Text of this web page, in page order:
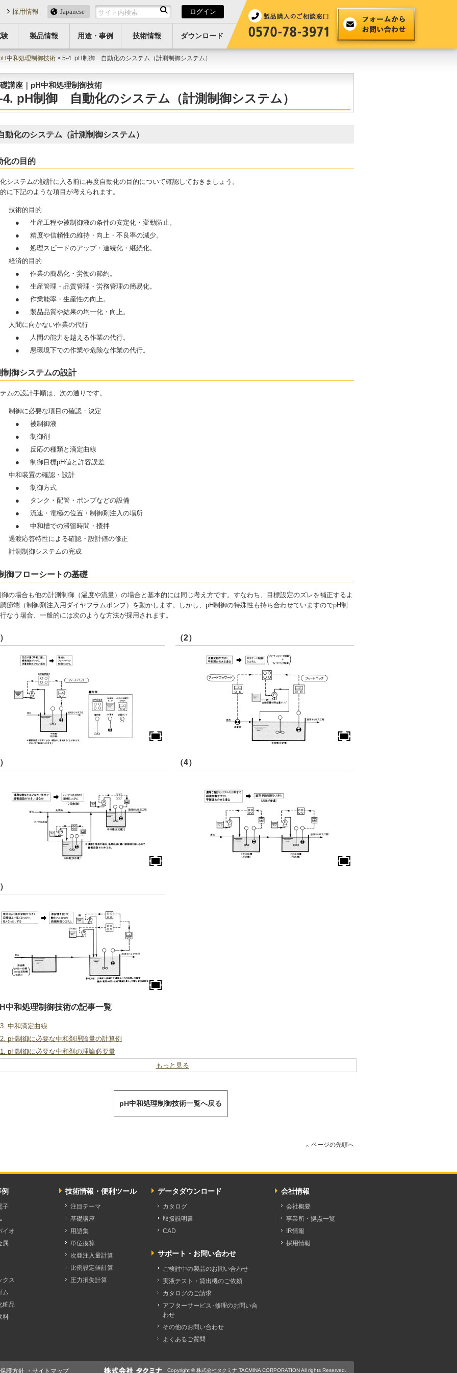
採用情報 Japanese ログイン
製品情報 用途・事例 技術情報 ダウンロード
中和処理制御技術 > 5-4. pH制御 自動化のシステム（計測制御システム）
講座｜pH中和処理制御技術
4. pH制御 自動化のシステム（計測制御システム）
動化のシステム（計測制御システム）
化の目的
システムの設計に入る前に再度自動化の目的について確認しておきましょう。
に下記のような項目が考えられます。
技術的目的
●
生産工程や被制御液の条件の安定化・変動防止。
●
精度や信頼性の維持・向上・不良率の減少。
●
処理スピードのアップ・連続化・継続化。
経済的目的
●
作業の簡易化・労働の節約。
●
生産管理・品質管理・労務管理の簡易化。
●
作業能率・生産性の向上。
●
製品品質や結果の均一化・向上。
人間に向かない作業の代行
●
人間の能力を越える作業の代行。
●
悪環境下での作業や危険な作業の代行。
制御システムの設計
ムの設計手順は、次の通りです。
制御に必要な項目の確認・決定
●
被制御液
●
制御剤
●
反応の種類と滴定曲線
●
制御目標pH値と許容誤差
中和装置の確認・設計
●
制御方式
●
タンク・配管・ポンプなどの設備
●
流速・電極の位置・制御剤注入の場所
●
中和槽での滞留時間・攪拌
過渡応答特性による確認・設計値の修正
計測制御システムの完成
御フローシートの基礎
御の場合も他の計測制御（温度や流量）の場合と基本的には同じ考え方です。すなわち、目標設定のズレを補正するよ
節端（制御剤注入用ダイヤフラムポンプ）を動かします。しかし、pH制御の特殊性も持ち合わせていますのでpH制
なう場合、一般的には次のような方法が採用されます。
（2）
（4）
中和処理制御技術の記事一覧
中和滴定曲線
pH制御に必要な中和剤理論量の計算例
pH制御に必要な中和剤の理論必要量
もっと見る
pH中和処理制御技術一覧へ戻る
ページの先頭へ
子
イオ
属
クス
ム
粧品
料
技術情報・便利ツール
注目テーマ
基礎講座
用語集
単位換算
次亜注入量計算
比例設定値計算
圧力損失計算
データダウンロード
カタログ
取扱説明書
CAD
サポート・お問い合わせ
ご検討中の製品のお問い合わせ
実液テスト・貸出機のご依頼
カタログのご請求
アフターサービス･修理のお問い合
わせ
その他のお問い合わせ
よくあるご質問
会社情報
会社概要
事業所・拠点一覧
IR情報
採用情報
護方針 ・ サイトマップ Copyright © 株式会社タクミナ TACMINA CORPORATION All rights Reserved.